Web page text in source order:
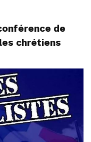
de
chrétiens